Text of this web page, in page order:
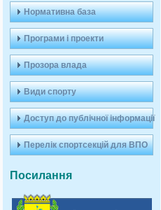
Нормативна база
Програми і проекти
Прозора влада
Види спорту
Доступ до публічної інформації
Перелік спортсекцій для ВПО
Посилання